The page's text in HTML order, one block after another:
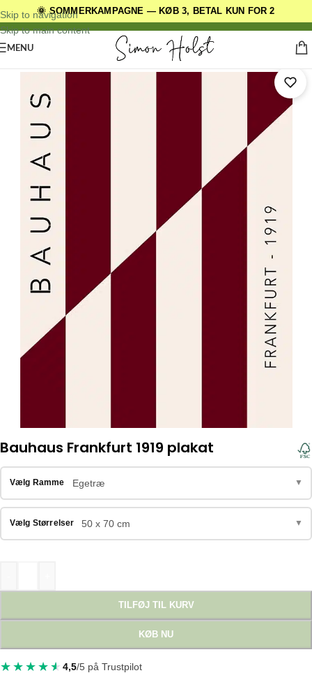
🌞 SOMMERKAMPAGNE — KØB 3, BETAL KUN FOR 2
Skip to navigation
Skip to main content
DANSKE ORIGINALE DESIGNS
MENU
Forside Bauhaus Plakater
Bauhaus Frankfurt 1919 plakat
Vælg Ramme Egetræ ▼
Vælg Størrelser 50 x 70 cm ▼
TILFØJ TIL KURV
KØB NU
4,5/5 på Trustpilot